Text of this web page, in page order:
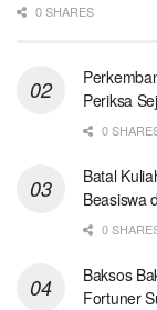
0 SHARES
Periksa
0
Batal
Beasiswa
0
Baksos
Fortuner